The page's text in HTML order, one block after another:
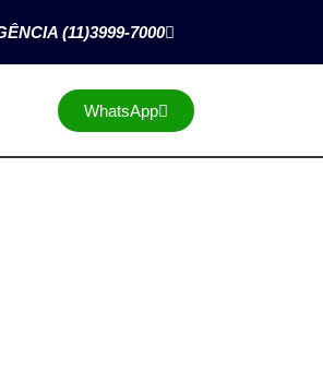
(11)3999-7000
WhatsApp